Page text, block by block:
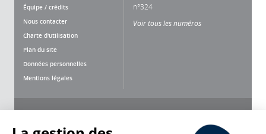
Équipe / crédits
Nous contacter
Charte d'utilisation
Plan du site
Données personnelles
Mentions légales
n°324
Voir tous les numéros